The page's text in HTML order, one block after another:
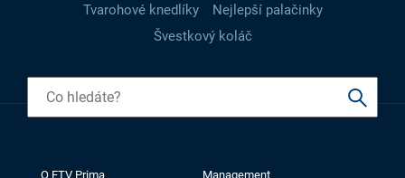
Tvarohové knedlíky
Nejlepší palačinky
Švestkový koláč
O FTV Prima
Management